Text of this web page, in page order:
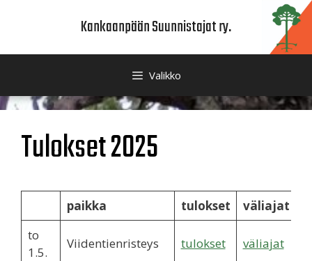
Kankaanpään Suunnistajat ry.
Valikko
Tulokset 2025
paikka tulokset
väliajat
to
1.5.
Viidentienristeys tulokset väliajat